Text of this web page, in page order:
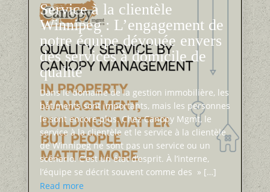
Service à la clientèle
Winnipeg : L’engagement de
notre équipe dévouée envers
des services à domicile de
qualité
Dans le domaine de la gestion immobilière, les
bâtiments sont importants, mais les personnes
le sont encore plus. Chez Canopy Mgmt, le
service à la clientèle et le service à la clientèle
de Winnipeg ne sont pas un service ou un
scénario. C’est un état d’esprit. À l’interne,
l’équipe se décrit souvent comme des » […]
Read more